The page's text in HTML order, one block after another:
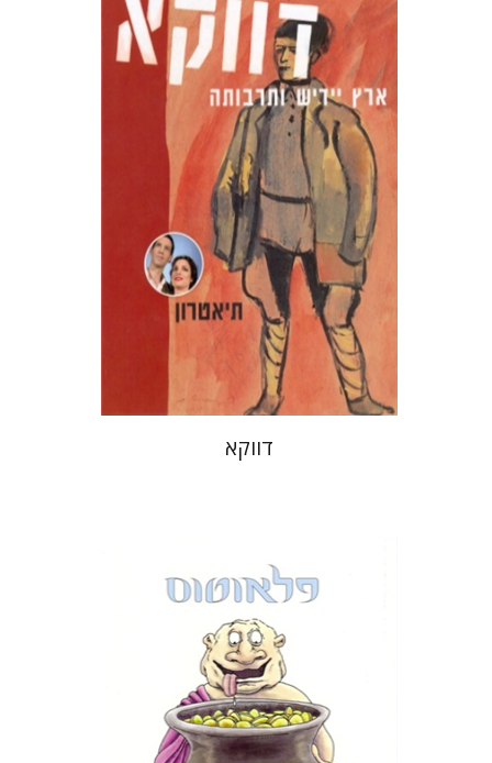
בני מר חנה עמית
הנחת אתר ספר מודפס
$11
דווקא
פלאוטוס
דבורה גילולה